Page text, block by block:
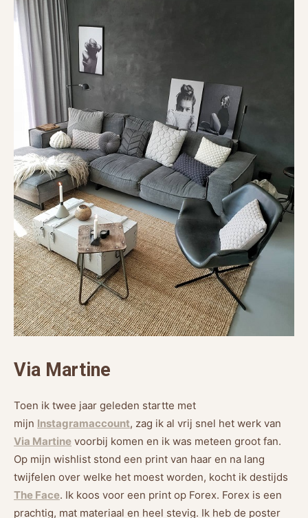
Via Martine
Toen ik twee jaar geleden startte met
mijn Instagramaccount, zag ik al vrij snel het werk van
Via Martine voorbij komen en ik was meteen groot fan.
Op mijn wishlist stond een print van haar en na lang
twijfelen over welke het moest worden, kocht ik destijds
The Face. Ik koos voor een print op Forex. Forex is een
prachtig, mat materiaal en heel stevig. Ik heb de poster